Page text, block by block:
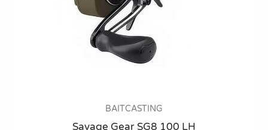
BAITCASTING
Savage Gear SG8 100 LH